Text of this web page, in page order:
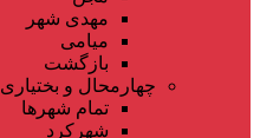
مهدی شهر
میامی
بازگشت
چهارمحال و بختیاری
تمام شهر‌ها
شهرکرد